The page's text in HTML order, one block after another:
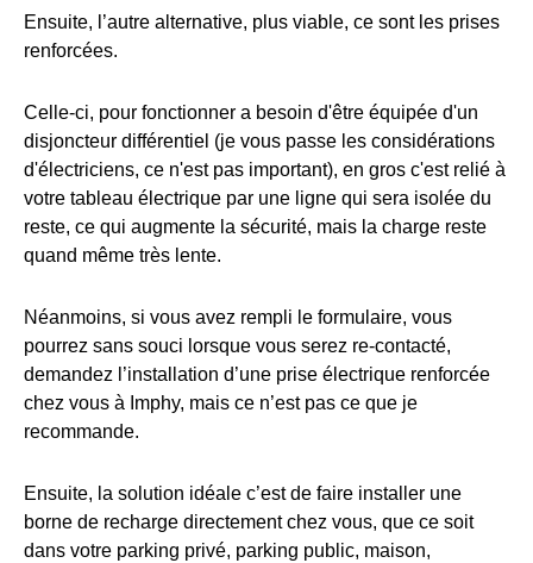
Ensuite, l’autre alternative, plus viable, ce sont les prises
renforcées.
Celle-ci, pour fonctionner a besoin d'être équipée d'un
disjoncteur différentiel (je vous passe les considérations
d'électriciens, ce n'est pas important), en gros c'est relié à
votre tableau électrique par une ligne qui sera isolée du
reste, ce qui augmente la sécurité, mais la charge reste
quand même très lente.
Néanmoins, si vous avez rempli le formulaire, vous
pourrez sans souci lorsque vous serez re-contacté,
demandez l’installation d’une prise électrique renforcée
chez vous à Imphy, mais ce n’est pas ce que je
recommande.
Ensuite, la solution idéale c’est de faire installer une
borne de recharge directement chez vous, que ce soit
dans votre parking privé, parking public, maison,